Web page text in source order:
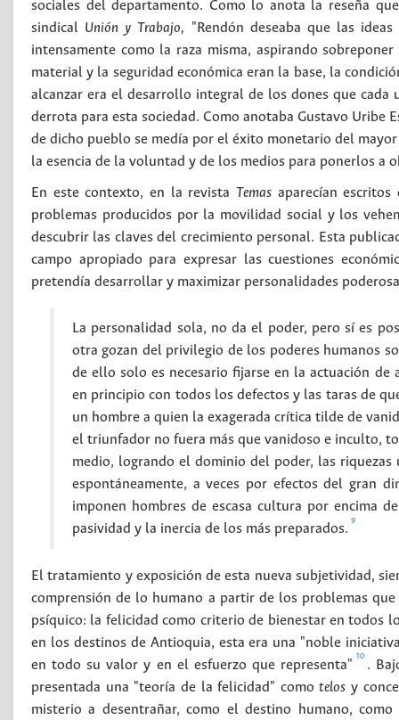
sociales del departamento. Como lo anota la reseña
sindical Unión y Trabajo, "Rendón deseaba que las
intensamente como la raza misma, aspirando
material y la seguridad económica eran la base, la
alcanzar era el desarrollo integral de los dones que
derrota para esta sociedad. Como anotaba Gustavo Uribe
de dicho pueblo se medía por el éxito monetario del
la esencia de la voluntad y de los medios para ponerlos a
En este contexto, en la revistaTemas aparecían
problemas producidos por la movilidad social y los
descubrir las claves del crecimiento personal. Esta
campo apropiado para expresar las cuestiones
pretendía desarrollar y maximizar personalidades
La personalidad sola, no da el poder, pero sí es
otra gozan del privilegio de los poderes humanos
de ello solo es necesario fijarse en la actuación de
en principio con todos los defectos y las taras de
un hombre a quien la exagerada crítica tilde de
el triunfador no fuera más que vanidoso e inculto,
medio, logrando el dominio del poder, las
espontáneamente, a veces por efectos del gran
imponen hombres de escasa cultura por encima
pasividad y la inercia de los más preparados.
9
El tratamiento y exposición de esta nueva subjetividad,
comprensión de lo humano a partir de los problemas
psíquico: la felicidad como criterio de bienestar en todos
en los destinos de Antioquia, esta era una "noble
en todo su valor y en el esfuerzo que representa"
10
.
presentada una "teoría de la felicidad" comotelos y
misterio a desentrañar, como el destino humano,